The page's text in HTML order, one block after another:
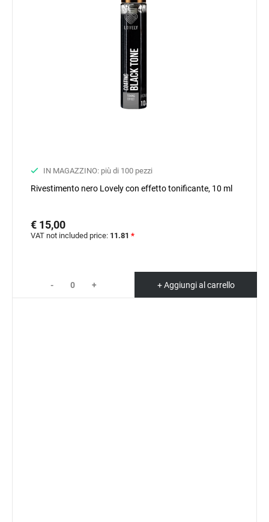
IN MAGAZZINO: più di 100 pezzi
Rivestimento nero Lovely con effetto tonificante, 10 ml
€ 15,00
VAT not included price: 11.81 *
- + + Aggiungi al carrello